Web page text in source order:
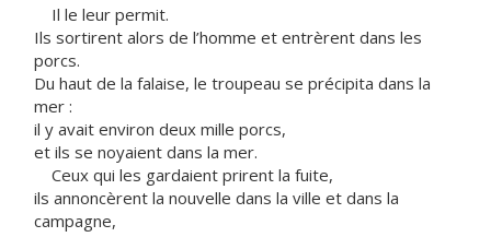
Il le leur permit.
Ils sortirent alors de l’homme et entrèrent dans les
porcs.
Du haut de la falaise, le troupeau se précipita dans la
mer :
il y avait environ deux mille porcs,
et ils se noyaient dans la mer.
Ceux qui les gardaient prirent la fuite,
ils annoncèrent la nouvelle dans la ville et dans la
campagne,